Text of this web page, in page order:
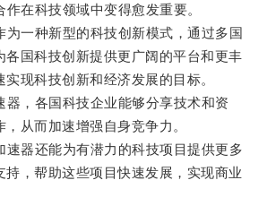
在科技领域中变得愈发重要。
一种新型的科技创新模式，通过多国
各国科技创新提供更广阔的平台和更丰
现科技创新和经济发展的目标。
，各国科技企业能够分享技术和资
从而加速增强自身竞争力。
器还能为有潜力的科技项目提供更多
持，帮助这些项目快速发展，实现商业